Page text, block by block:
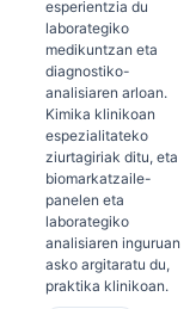
esperientzia du
laborategiko
medikuntzan eta
diagnostiko-
analisiaren arloan.
Kimika klinikoan
espezialitateko
ziurtagiriak ditu, eta
biomarkatzaile-
panelen eta
laborategiko
analisiaren inguruan
asko argitaratu du,
praktika klinikoan.